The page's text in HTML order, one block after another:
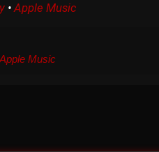
•Apple Music
Apple Music